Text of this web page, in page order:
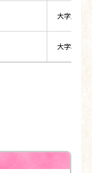
大字上羽
大字和名